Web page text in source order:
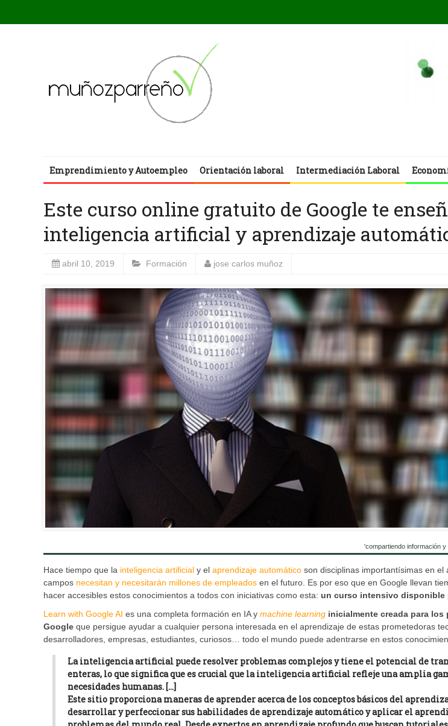
Emprendimiento y Autoempleo Orientación laboral Intermediación Laboral
Este curso online gratuito de Google te
inteligencia artificial y aprendizaje
abril 10, 2019 Formación jose carlos muñoz
'compartiendo información
Hace tiempo que la inteligencia artificial y el aprendizaje automático son disciplinas importantísimas en el
campos necesitan y necesitarán millones de empleados en el futuro. Es por eso que en Google llevan
hacer accesibles estos conocimientos a todos con iniciativas como esta: un curso intensivo disponible
Learn with Google AI es una completa formación en IA y machine learning inicialmente creada para
Google que persigue ayudar a cualquier persona interesada en el aprendizaje de estas prometedoras
desarrolladores, empresas, estudiantes, curiosos… todo el mundo puede adentrarse en estos
La inteligencia artificial puede resolver problemas complejos y tiene el potencial de
enteras, lo que significa que es crucial que la inteligencia artificial refleje una amplia
necesidades humanas. […]
Este sitio proporciona maneras de aprender acerca de los conceptos básicos del
desarrollar y perfeccionar sus habilidades de aprendizaje automático y aplicar el